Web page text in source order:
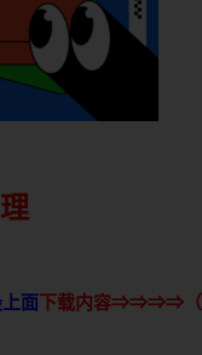
面 下载内容⇒⇒⇒⇒（